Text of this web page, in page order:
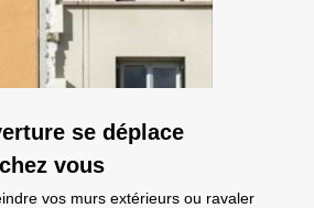
se déplace
vous
vos murs extérieurs ou ravaler